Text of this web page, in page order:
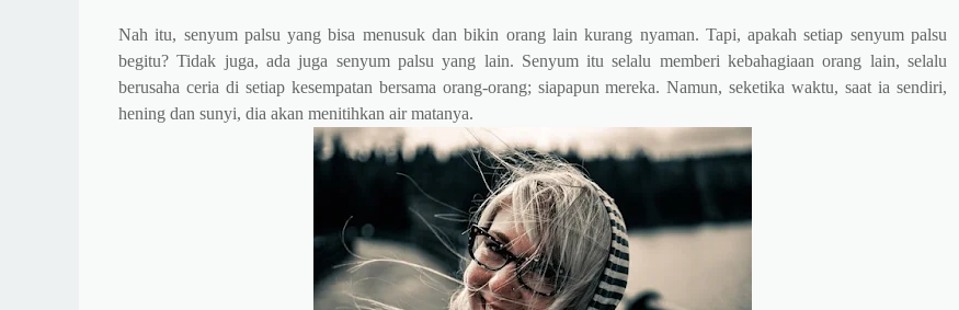
Nah itu, senyum palsu yang bisa menusuk dan bikin orang lain kurang nyaman. Tapi, apakah setiap senyum palsu
begitu? Tidak juga, ada juga senyum palsu yang lain. Senyum itu selalu memberi kebahagiaan orang lain, selalu
berusaha ceria di setiap kesempatan bersama orang-orang; siapapun mereka. Namun, seketika waktu, saat ia sendiri,
hening dan sunyi, dia akan menitihkan air matanya.